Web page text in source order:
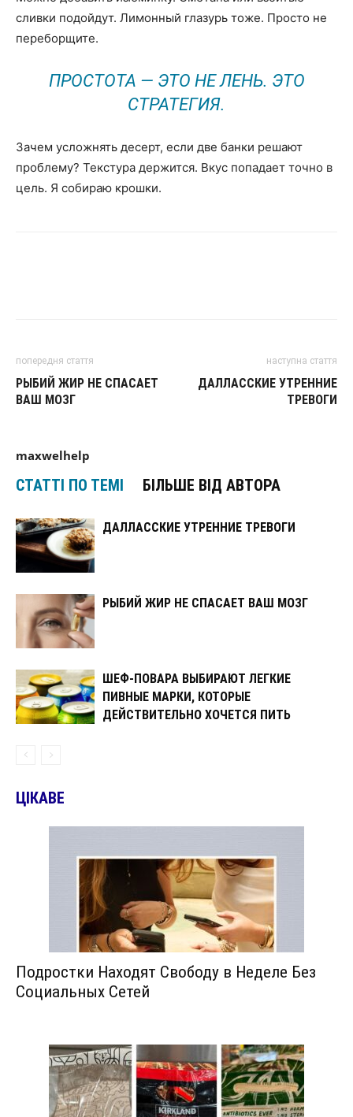
сливки подойдут. Лимонный глазурь тоже. Просто не
переборщите.
ПРОСТОТА — ЭТО НЕ ЛЕНЬ. ЭТО
СТРАТЕГИЯ.
Зачем усложнять десерт, если две банки решают
проблему? Текстура держится. Вкус попадает точно в
цель. Я собираю крошки.
попередня стаття
РЫБИЙ ЖИР НЕ СПАСАЕТ
ВАШ МОЗГ
наступна стаття
ДАЛЛАССКИЕ УТРЕННИЕ
ТРЕВОГИ
maxwelhelp
СТАТТІ ПО ТЕМІ БІЛЬШЕ ВІД АВТОРА
ДАЛЛАССКИЕ УТРЕННИЕ ТРЕВОГИ
РЫБИЙ ЖИР НЕ СПАСАЕТ ВАШ МОЗГ
ШЕФ-ПОВАРА ВЫБИРАЮТ ЛЕГКИЕ
ПИВНЫЕ МАРКИ, КОТОРЫЕ
ДЕЙСТВИТЕЛЬНО ХОЧЕТСЯ ПИТЬ
ЦІКАВЕ
Подростки Находят Свободу в Неделе Без
Социальных Сетей